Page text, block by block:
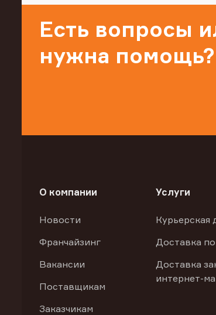
Есть вопросы
нужна помощь?
О компании
Новости
Франчайзинг
Вакансии
Поставщикам
Заказчикам
Услуги
Курьерская
Доставка
Доставка
интернет-